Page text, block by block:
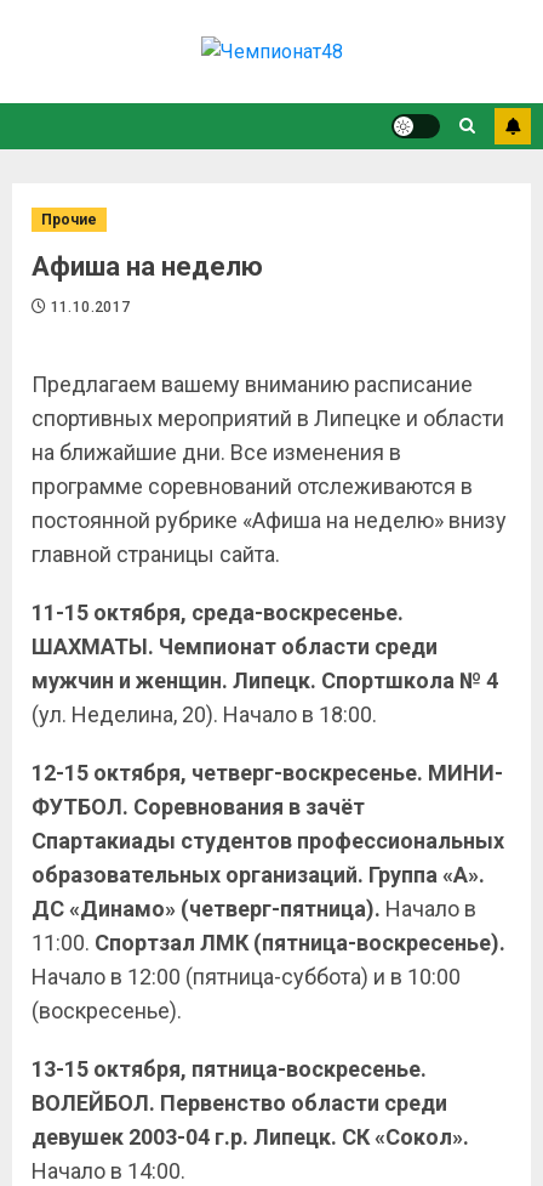
Прочие
Афиша на неделю
11.10.2017
Предлагаем вашему вниманию расписание
спортивных мероприятий в Липецке и области
на ближайшие дни. Все изменения в
программе соревнований отслеживаются в
постоянной рубрике «Афиша на неделю» внизу
главной страницы сайта.
11-15 октября, среда-воскресенье.
ШАХМАТЫ. Чемпионат области среди
мужчин и женщин. Липецк. Спортшкола № 4
(ул. Неделина, 20). Начало в 18:00.
12-15 октября, четверг-воскресенье. МИНИ-
ФУТБОЛ. Соревнования в зачёт
Спартакиады студентов профессиональных
образовательных организаций. Группа «А».
ДС «Динамо» (четверг-пятница). Начало в
11:00. Спортзал ЛМК (пятница-воскресенье).
Начало в 12:00 (пятница-суббота) и в 10:00
(воскресенье).
13-15 октября, пятница-воскресенье.
ВОЛЕЙБОЛ. Первенство области среди
девушек 2003-04 г.р. Липецк. СК «Сокол».
Начало в 14:00.